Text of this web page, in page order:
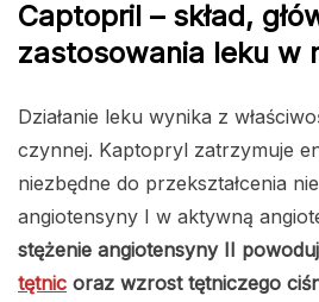
Captopril – skład,
zastosowania leku w
Działanie leku wynika z
czynnej. Kaptopryl zatrzymuje
niezbędne do przekształcenia
angiotensyny I w aktywną
stężenie angiotensyny II
tętnic oraz wzrost tętniczego